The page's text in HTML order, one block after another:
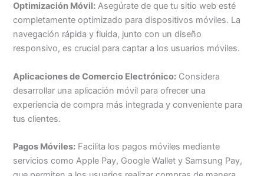
Optimización Móvil: Asegúrate de que tu sitio web esté
completamente optimizado para dispositivos móviles. La
navegación rápida y fluida, junto con un diseño
responsivo, es crucial para captar a los usuarios móviles.
Aplicaciones de Comercio Electrónico: Considera
desarrollar una aplicación móvil para ofrecer una
experiencia de compra más integrada y conveniente para
tus clientes.
Pagos Móviles: Facilita los pagos móviles mediante
servicios como Apple Pay, Google Wallet y Samsung Pay,